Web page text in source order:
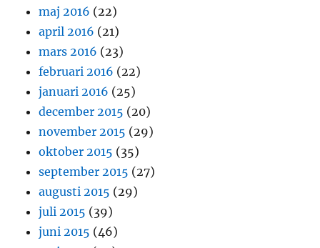
maj 2016 (22)
april 2016 (21)
mars 2016 (23)
februari 2016 (22)
januari 2016 (25)
december 2015 (20)
november 2015 (29)
oktober 2015 (35)
september 2015 (27)
augusti 2015 (29)
juli 2015 (39)
juni 2015 (46)